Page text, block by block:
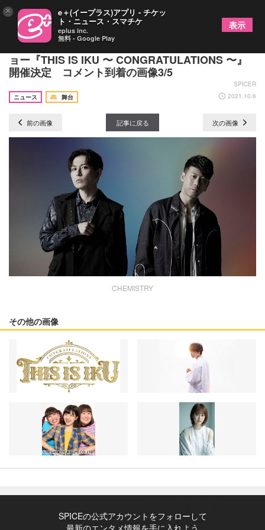
山崎育三郎が考える究極のエンターテインメントシ
ョー『THIS IS IKU 〜 CONGRATULATIONS 〜』
開催決定 コメント到着の画像3/5
SPICER
ニュース
舞台 2021.10.6
前の画像 記事に戻る 次の画像
CHEMISTRY
その他の画像
SPICEの公式アカウントをフォローして
最新のエンタメ情報を手に入れよう
× e＋(イープラス)アプリ - チケッ
ト・ニュース・スマチケ
eplus inc.
無料 - Google Play
表示